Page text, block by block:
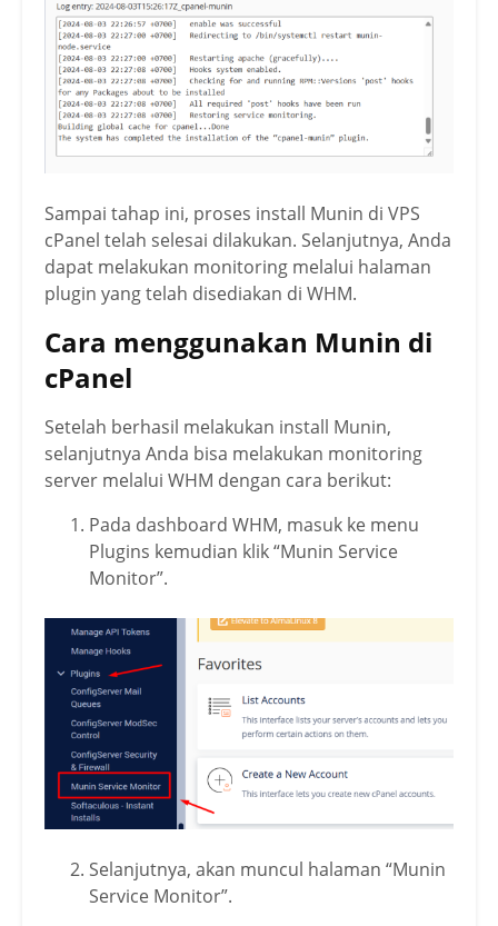
Sampai tahap ini, proses install Munin di VPS
cPanel telah selesai dilakukan. Selanjutnya, Anda
dapat melakukan monitoring melalui halaman
plugin yang telah disediakan di WHM.
Cara menggunakan Munin di
cPanel
Setelah berhasil melakukan install Munin,
selanjutnya Anda bisa melakukan monitoring
server melalui WHM dengan cara berikut:
Pada dashboard WHM, masuk ke menu
Plugins kemudian klik “Munin Service
Monitor”.
Selanjutnya, akan muncul halaman “Munin
Service Monitor”.